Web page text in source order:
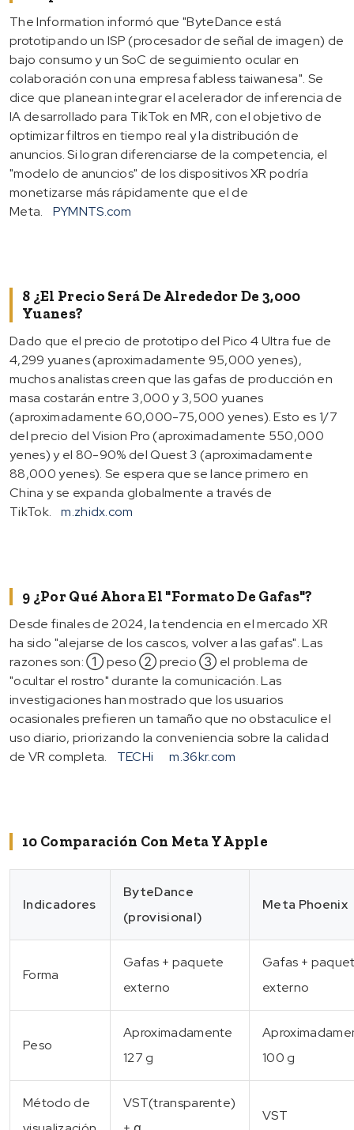
The Information informó que "ByteDance está
prototipando un ISP (procesador de señal de imagen) de
bajo consumo y un SoC de seguimiento ocular en
colaboración con una empresa fabless taiwanesa". Se
dice que planean integrar el acelerador de inferencia de
IA desarrollado para TikTok en MR, con el objetivo de
optimizar filtros en tiempo real y la distribución de
anuncios. Si logran diferenciarse de la competencia, el
"modelo de anuncios" de los dispositivos XR podría
monetizarse más rápidamente que el de
Meta.
PYMNTS.com
8 ¿El Precio Será De Alrededor De 3,000
Yuanes?
Dado que el precio de prototipo del Pico 4 Ultra fue de
4,299 yuanes (aproximadamente 95,000 yenes),
muchos analistas creen que las gafas de producción en
masa costarán entre 3,000 y 3,500 yuanes
(aproximadamente 60,000-75,000 yenes). Esto es 1/7
del precio del Vision Pro (aproximadamente 550,000
yenes) y el 80-90% del Quest 3 (aproximadamente
88,000 yenes). Se espera que se lance primero en
China y se expanda globalmente a través de
TikTok.
m.zhidx.com
9 ¿Por Qué Ahora El "formato De Gafas"?
Desde finales de 2024, la tendencia en el mercado XR
ha sido "alejarse de los cascos, volver a las gafas". Las
razones son: ① peso ② precio ③ el problema de
"ocultar el rostro" durante la comunicación. Las
investigaciones han mostrado que los usuarios
ocasionales prefieren un tamaño que no obstaculice el
uso diario, priorizando la conveniencia sobre la calidad
de VR completa.
TECHi m.36kr.com
10 Comparación Con Meta Y Apple
Indicadores
ByteDance
(provisional)
Meta Phoenix
Forma
Gafas + paquete
externo
Gafas +
externo
Peso
Aproximadamente
127 g
100 g
Método de
VST(transparente)
VST